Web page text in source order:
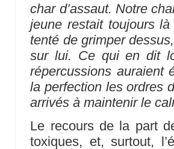
char d’assaut. Notre
jeune restait toujours
tenté de grimper
sur lui. Ce qui en dit
répercussions auraient
la perfection les ordres
arrivés à maintenir le
Le recours de la part
toxiques, et, surtout,